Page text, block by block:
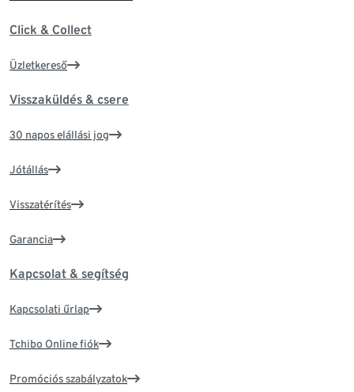
Click & Collect
Üzletkereső
Visszaküldés & csere
30 napos elállási jog
Jótállás
Visszatérítés
Garancia
Kapcsolat & segítség
Kapcsolati űrlap
Tchibo Online fiók
Promóciós szabályzatok